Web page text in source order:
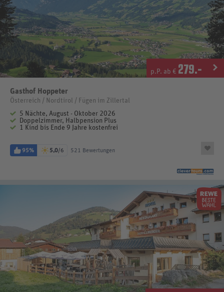
p.P. ab € 279.-
Gasthof Hoppeter
Österreich / Nordtirol / Fügen im Zillertal
5 Nächte, August - Oktober 2026
Doppelzimmer, Halbpension Plus
1 Kind bis Ende 9 Jahre kostenfrei
95% 5,0/6 521 Bewertungen